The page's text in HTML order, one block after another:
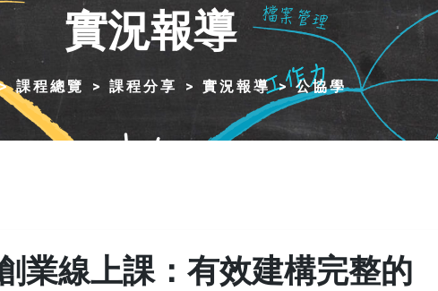
實況報導
課程總覽 課程分享 實況報導 公協學
業線上課：有效建構完整的